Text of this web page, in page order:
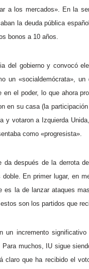
a los mercados». En la
la deuda pública
bonos a 10 años.
del gobierno y convocó
un «socialdemócrata»,
el poder, lo que ahora
en su casa (la
y votaron a Izquierda
como «progresista».
después de la derrota
En primer lugar, en
es la de lanzar ataques
son los partidos que
un incremento
muchos, IU sigue
que ha recibido el